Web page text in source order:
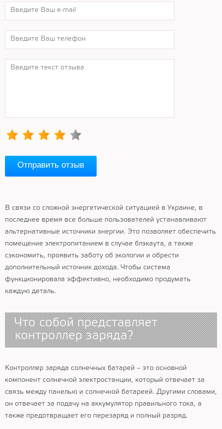
В связи со сложной энергетической ситуацией в Украине, в
последнее время все больше пользователей устанавливают
альтернативные источники энергии. Это позволяет обеспечить
помещение электропитанием в случае блэкаута, а также
сэкономить, проявить заботу об экологии и обрести
дополнительный источник дохода. Чтобы система
функционировала эффективно, необходимо продумать
каждую деталь.
Что собой представляет
контроллер заряда?
Контроллер заряда солнечных батарей – это основной
компонент солнечной электростанции, который отвечает за
связь между панелью и солнечной батареей. Другими словами,
он отвечает за подачу на аккумулятор правильного тока, а
также предотвращает его перезаряд и полный разряд.
Отправить отзыв